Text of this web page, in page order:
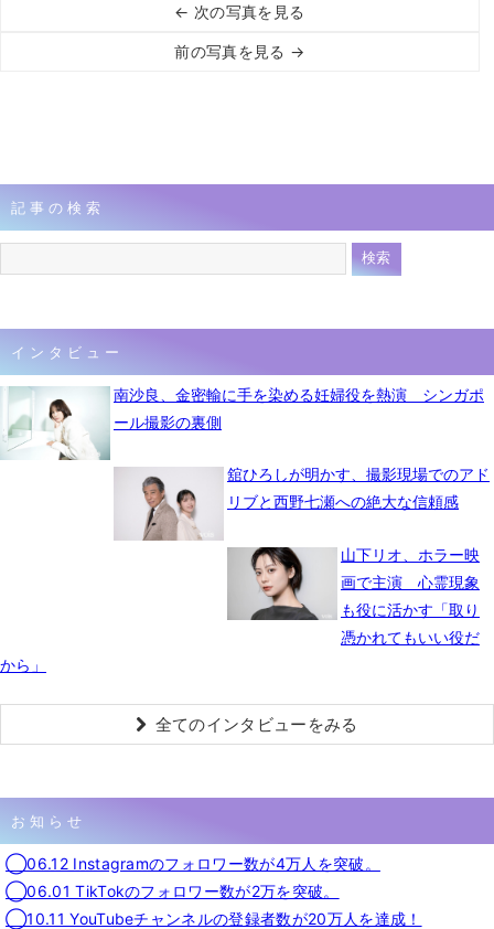
← 次の写真を見る
前の写真を見る →
記事の検索
インタビュー
南沙良、金密輸に手を染める妊婦役を熱演 シンガポ
ール撮影の裏側
舘ひろしが明かす、撮影現場でのアド
リブと西野七瀬への絶大な信頼感
山下リオ、ホラー映
画で主演 心霊現象
も役に活かす「取り
憑かれてもいい役だ
から」
全てのインタビューをみる
お知らせ
◯06.12 Instagramのフォロワー数が4万人を突破。
◯06.01 TikTokのフォロワー数が2万を突破。
◯10.11 YouTubeチャンネルの登録者数が20万人を達成！